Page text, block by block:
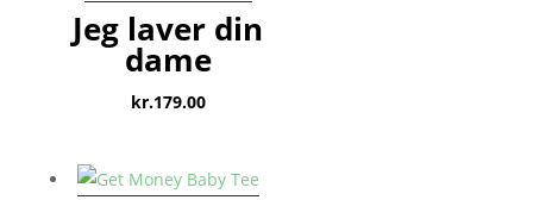
Jeg laver din
dame
kr.179.00